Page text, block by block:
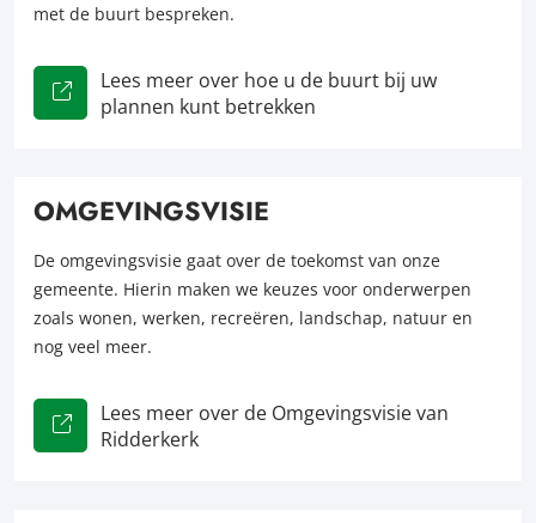
met de buurt bespreken.
Lees meer over hoe u de buurt bij uw
plannen kunt betrekken
OMGEVINGSVISIE
De omgevingsvisie gaat over de toekomst van onze
gemeente. Hierin maken we keuzes voor onderwerpen
zoals wonen, werken, recreëren, landschap, natuur en
nog veel meer.
Lees meer over de Omgevingsvisie van
Ridderkerk